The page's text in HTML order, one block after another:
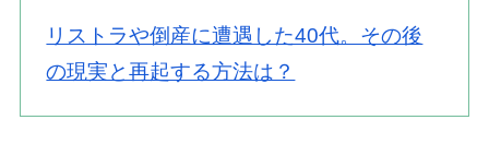
リストラや倒産に遭遇した40代。その後
の現実と再起する方法は？